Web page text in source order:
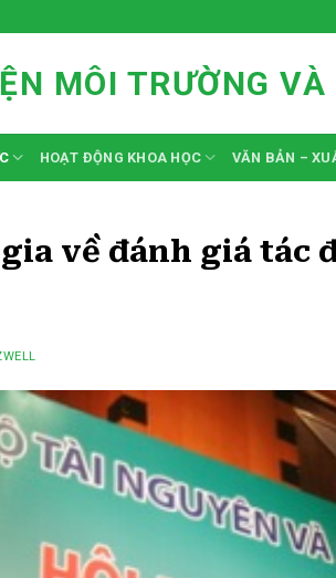
MÔI TRƯỜNG
HOẠT ĐỘNG KHOA HỌC VĂN BẢN –
về đánh giá tác